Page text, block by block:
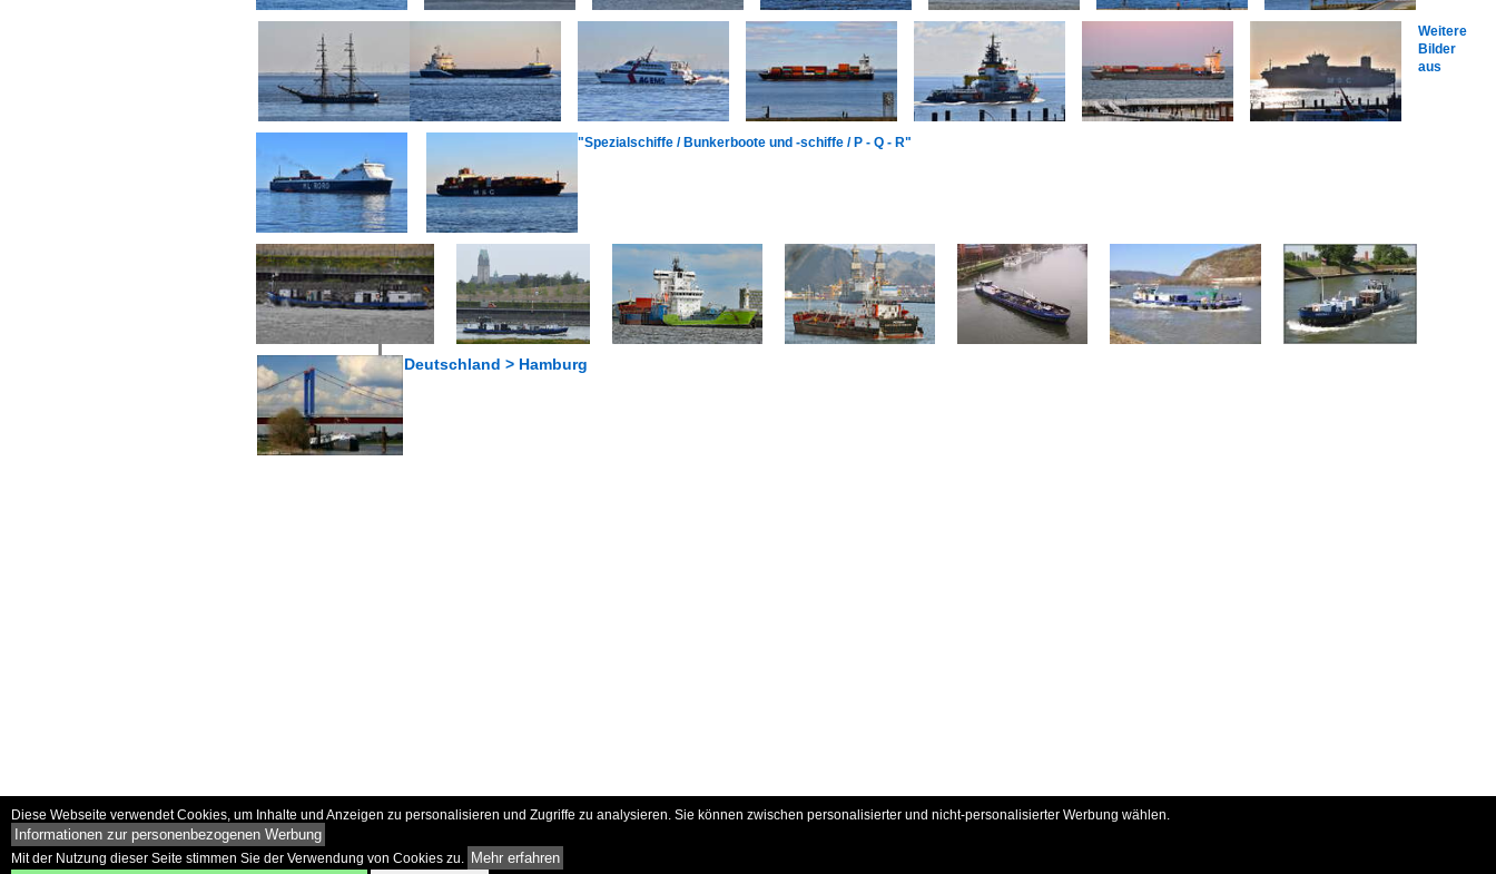
Weitere
Bilder
aus
"Spezialschiffe / Bunkerboote und -schiffe / P - Q - R"
Deutschland > Hamburg
Diese Webseite verwendet Cookies, um Inhalte und Anzeigen zu personalisieren und Zugriffe zu analysieren. Sie können zwischen personalisierter und nicht-personalisierter Werbung wählen.
Informationen zur personenbezogenen Werbung
Mit der Nutzung dieser Seite stimmen Sie der Verwendung von Cookies zu. Mehr erfahren